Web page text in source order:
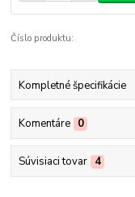
Číslo produktu:
Kompletné špecifikácie
Komentáre 0
Súvisiaci tovar 4